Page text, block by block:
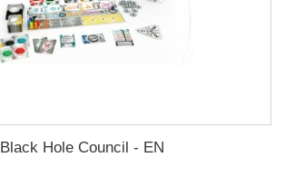
Black Hole Council - EN